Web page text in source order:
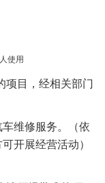
人使用
项目，经相关部门
维修服务。（依
开展经营活动）